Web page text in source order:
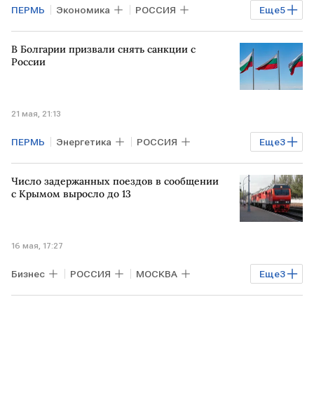
Еще5
ПЕРМЬ Экономика РОССИЯ
Мировая экономика КАМБОДЖА
РФ
В Болгарии призвали снять санкции с
России
21 мая, 21:13
Еще3
ПЕРМЬ Энергетика РОССИЯ
БОЛГАРИЯ РФ Владимир Путин
Число задержанных поездов в сообщении
с Крымом выросло до 13
16 мая, 17:27
Еще3
Бизнес РОССИЯ МОСКВА
СИМФЕРОПОЛЬ КРЫМ